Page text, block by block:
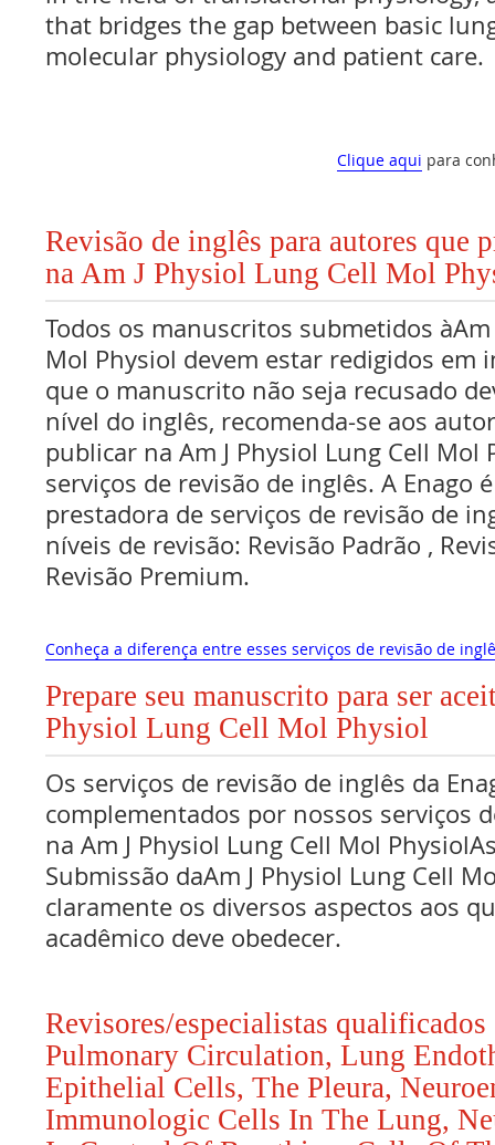
that bridges the gap between basic
molecular physiology and patient care.
Clique aqui para
Revisão de inglês para autores que
na Am J Physiol Lung Cell Mol
Todos os manuscritos submetidos àAm
Mol Physiol devem estar redigidos em
que o manuscrito não seja recusado
nível do inglês, recomenda-se aos
publicar na Am J Physiol Lung Cell
serviços de revisão de inglês. A Enago
prestadora de serviços de revisão de
níveis de revisão: Revisão Padrão ,
Revisão Premium.
Conheça a diferença entre esses serviços de revisão de
Prepare seu manuscrito para ser
Physiol Lung Cell Mol Physiol
Os serviços de revisão de inglês da
complementados por nossos serviços
na Am J Physiol Lung Cell Mol
Submissão daAm J Physiol Lung Cell
claramente os diversos aspectos aos
acadêmico deve obedecer.
Revisores/especialistas
Pulmonary Circulation, Lung
Epithelial Cells, The Pleura,
Immunologic Cells In The Lung,